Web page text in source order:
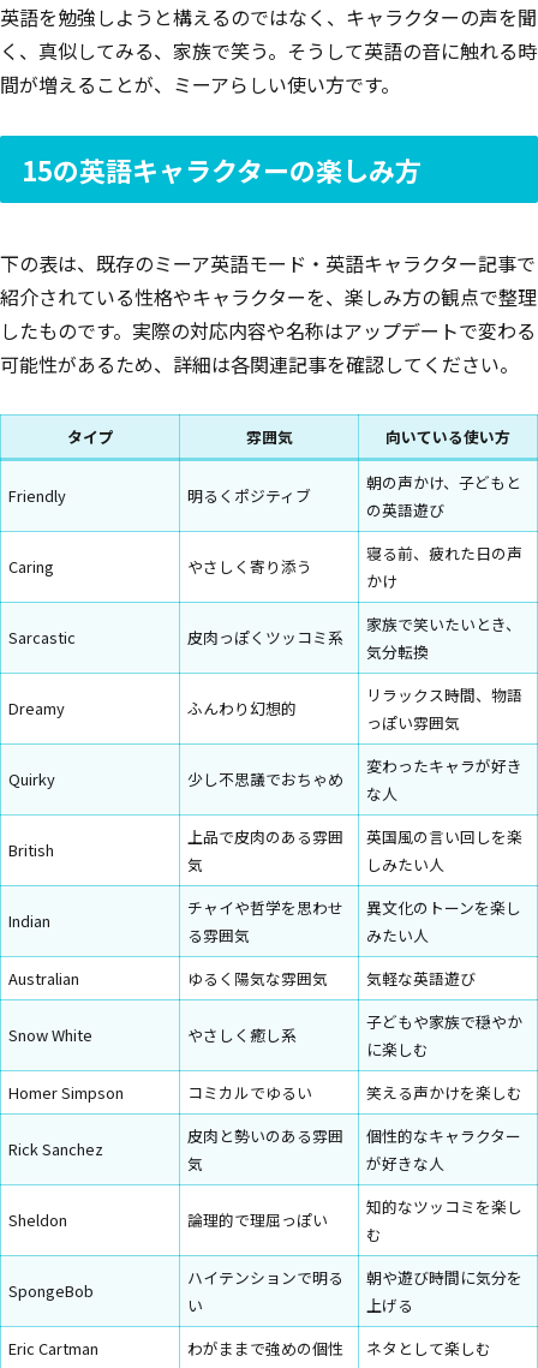
英語を勉強しようと構えるのではなく、キャラクターの声を聞
く、真似してみる、家族で笑う。そうして英語の音に触れる時
間が増えることが、ミーアらしい使い方です。
15の英語キャラクターの楽しみ方
下の表は、既存のミーア英語モード・英語キャラクター記事で
紹介されている性格やキャラクターを、楽しみ方の観点で整理
したものです。実際の対応内容や名称はアップデートで変わる
可能性があるため、詳細は各関連記事を確認してください。
タイプ 雰囲気 向いている使い方
Friendly 明るくポジティブ
朝の声かけ、子どもと
の英語遊び
Caring やさしく寄り添う
寝る前、疲れた日の声
かけ
Sarcastic 皮肉っぽくツッコミ系
家族で笑いたいとき、
気分転換
Dreamy ふんわり幻想的
リラックス時間、物語
っぽい雰囲気
Quirky 少し不思議でおちゃめ
変わったキャラが好き
な人
British
上品で皮肉のある雰囲
気
英国風の言い回しを楽
しみたい人
Indian
チャイや哲学を思わせ
る雰囲気
異文化のトーンを楽し
みたい人
Australian
ゆるく陽気な雰囲気 気軽な英語遊び
Snow White やさしく癒し系
子どもや家族で穏やか
に楽しむ
Homer Simpson
コミカルでゆるい 笑える声かけを楽しむ
Rick Sanchez
皮肉と勢いのある雰囲
気
個性的なキャラクター
が好きな人
Sheldon 論理的で理屈っぽい
知的なツッコミを楽し
む
SpongeBob
ハイテンションで明る
い
朝や遊び時間に気分を
上げる
Eric Cartman
わがままで強めの個性 ネタとして楽しむ